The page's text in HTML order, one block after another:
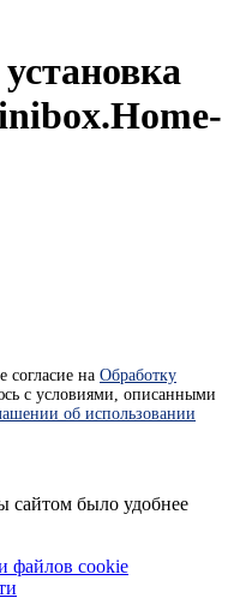
согласие на Обработку
с условиями, описанными
об использовании
сайтом было удобнее
файлов cookie